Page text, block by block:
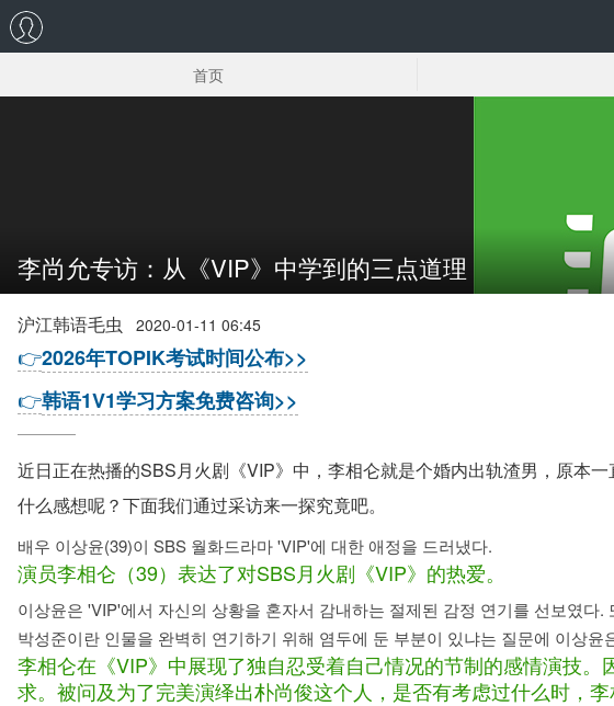
首页
李尚允专访：从《VIP》中学到的三点道理
沪江韩语毛虫 2020-01-11 06:45
👉2026年TOPIK考试时间公布>>
👉韩语1V1学习方案免费咨询>>
近日正在热播的SBS月火剧《VIP》中，李相仑就是个婚内出轨渣男，原本
什么感想呢？下面我们通过采访来一探究竟吧。
배우 이상윤(39)이 SBS 월화드라마 'VIP'에 대한 애정을 드러냈다.
演员李相仑（39）表达了对SBS月火剧《VIP》的热爱。
이상윤은 'VIP'에서 자신의 상황을 혼자서 감내하는 절제된 감정 연기를 선보였
박성준이란 인물을 완벽히 연기하기 위해 염두에 둔 부분이 있냐는 질문에 이상
李相仑在《VIP》中展现了独自忍受着自己情况的节制的感情演技
求。被问及为了完美演绎出朴尚俊这个人，是否有考虑过什么时，